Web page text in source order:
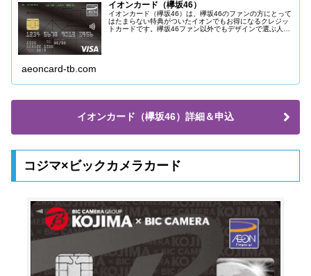
イオンカード（欅坂46）
イオンカード（欅坂46）は、欅坂46のファンの方にとって
はたまらない特典がついたイオンでもお得になるクレジッ
トカードです。欅坂46ファン以外でもデザインで選ぶ人も
aeoncard-tb.com
イオンカード（欅坂46）詳細＆申込
コジマ×ビックカメラカード